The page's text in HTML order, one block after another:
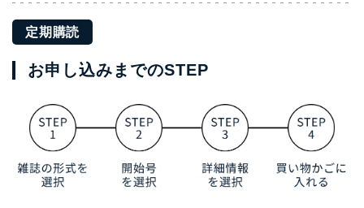
定期購読
お申し込みまでのSTEP